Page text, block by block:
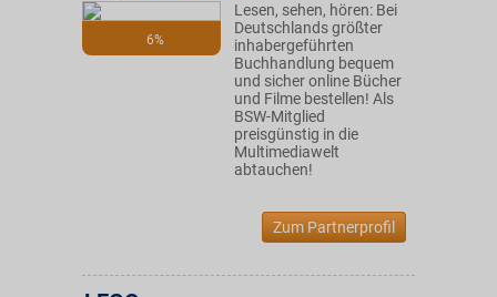
6%
Lesen, sehen, hören: Bei
Deutschlands größter
inhabergeführten
Buchhandlung bequem
und sicher online Bücher
und Filme bestellen! Als
BSW-Mitglied
preisgünstig in die
Multimediawelt
abtauchen!
Zum Partnerprofil